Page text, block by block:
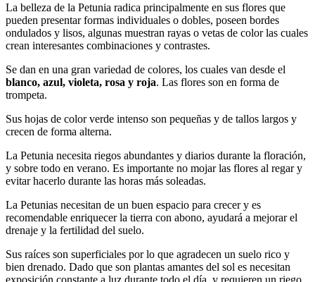
La belleza de la Petunia radica principalmente en sus flores que
pueden presentar formas individuales o dobles, poseen bordes
ondulados y lisos, algunas muestran rayas o vetas de color las cuales
crean interesantes combinaciones y contrastes.
Se dan en una gran variedad de colores, los cuales van desde el
blanco, azul, violeta, rosa y roja. Las flores son en forma de
trompeta.
Sus hojas de color verde intenso son pequeñas y de tallos largos y
crecen de forma alterna.
La Petunia necesita riegos abundantes y diarios durante la floración,
y sobre todo en verano. Es importante no mojar las flores al regar y
evitar hacerlo durante las horas más soleadas.
La Petunias necesitan de un buen espacio para crecer y es
recomendable enriquecer la tierra con abono, ayudará a mejorar el
drenaje y la fertilidad del suelo.
Sus raíces son superficiales por lo que agradecen un suelo rico y
bien drenado. Dado que son plantas amantes del sol es necesitan
exposición constante a luz durante todo el día, y requieren un riego